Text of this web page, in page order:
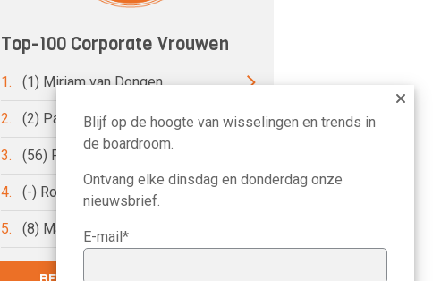
Top-100 Corporate Vrouwen
1. (1) Miriam van Dongen
2. (2) Pauline van der Meer Mohr
3. (56) Petri Hofsté
4. (-) Roelien Ritsema van Eck
5. (8) Marike Bonhof
Blijf op de hoogte van wisselingen en trends in
de boardroom.
Ontvang elke dinsdag en donderdag onze
nieuwsbrief.
E-mail*